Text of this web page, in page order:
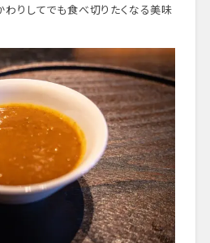
わりしてでも食べ切りたくなる美味